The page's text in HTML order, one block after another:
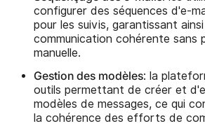
configurer des séquences d'e-
pour les suivis, garantissant ainsi
communication cohérente sans
manuelle.
Gestion des modèles: la
outils permettant de créer et
modèles de messages, ce qui
la cohérence des efforts de